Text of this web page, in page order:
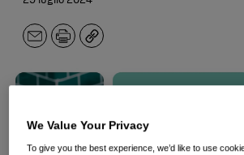
E-
Stampa
Copia
We Value Your Privacy
To give you the best experience, we’d like to use